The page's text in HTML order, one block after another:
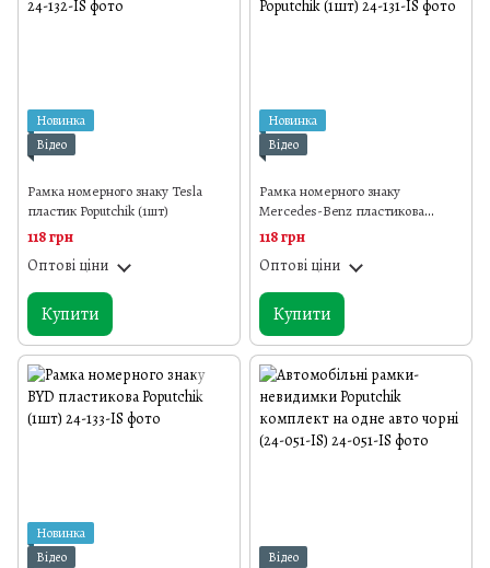
Новинка
Відео
Рамка номерного знаку Tesla
пластик Poputchik (1шт)
118 грн
Оптові ціни
Купити
Новинка
Відео
Рамка номерного знаку
Mercedes-Benz пластикова
Poputchik (1шт)
118 грн
Оптові ціни
Купити
Новинка
Відео
Відео